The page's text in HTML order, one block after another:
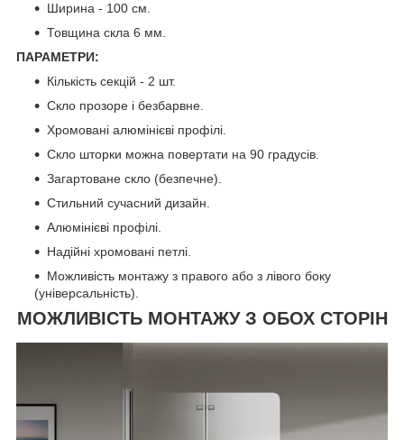
Ширина - 100 см.
Товщина скла 6 мм.
ПАРАМЕТРИ:
Кількість секцій - 2 шт.
Скло прозоре і безбарвне.
Хромовані алюмінієві профілі.
Скло шторки можна повертати на 90 градусів.
Загартоване скло (безпечне).
Стильний сучасний дизайн.
Алюмінієві профілі.
Надійні хромовані петлі.
Можливість монтажу з правого або з лівого боку
(універсальність).
МОЖЛИВІСТЬ МОНТАЖУ З ОБОХ СТОРІН